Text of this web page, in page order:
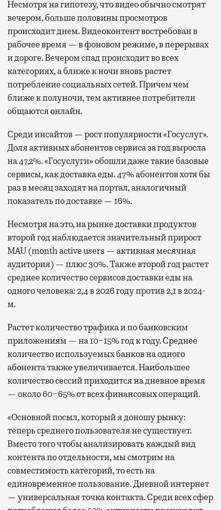
Несмотря на гипотезу, что видео обычно смотрят
вечером, больше половины просмотров
происходит днем. Видеоконтент востребован в
рабочее время — в фоновом режиме, в перерывах
и дороге. Вечером спад происходит во всех
категориях, а ближе к ночи вновь растет
потребление социальных сетей. Причем чем
ближе к полуночи, тем активнее потребители
общаются онлайн.
Среди инсайтов — рост популярности «Госуслуг».
Доля активных абонентов сервиса за год выросла
на 47,2%. «Госуслуги» обошли даже такие базовые
сервисы, как доставка еды. 47% абонентов хотя бы
раз в месяц заходят на портал, аналогичный
показатель по доставке — 16%.
Несмотря на это, на рынке доставки продуктов
второй год наблюдается значительный прирост
MAU (month active users — активная месячная
аудитория) — плюс 30%. Также второй год растет
среднее количество сервисов доставки еды на
одного человека: 2,4 в 2026 году против 2,1 в 2024-
м.
Растет количество трафика и по банковским
приложениям — на 10−15% год к году. Среднее
количество используемых банков на одного
абонента также увеличивается. Наибольшее
количество сессий приходится на дневное время
— около 60−65% от всех финансовых операций.
«Основной посыл, который я доношу рынку:
теперь среднего пользователя не существует.
Вместо того чтобы анализировать каждый вид
контента по отдельности, мы смотрим на
совместимость категорий, то есть на
единовременное пользование. Дневной интернет
— универсальная точка контакта. Среди всех сфер